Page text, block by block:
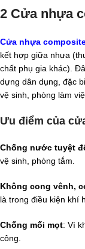
2 Cửa nhựa
Cửa nhựa
kết hợp giữa nhựa
chất phụ gia khác).
dựng dân dụng, đặc
vệ sinh, phòng làm
Ưu điểm của
Chống nước tuyệt
vệ sinh, phòng tắm.
Không cong vênh,
là trong điều kiện khí
Chống mối mọt: Vì
công.